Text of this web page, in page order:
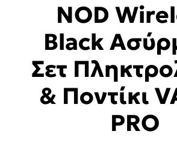
NOD
Black
Σετ
& Ποντίκι
PRO